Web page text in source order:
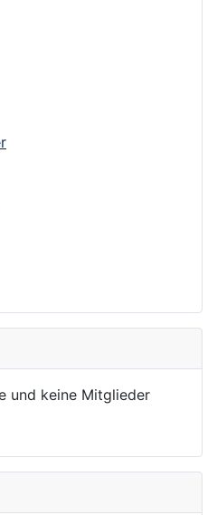
und keine Mitglieder